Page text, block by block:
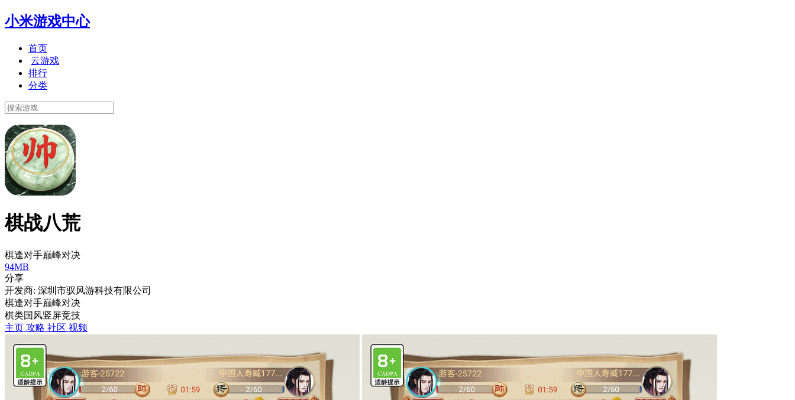
小米游戏中心
首页
云游戏
排行
分类
棋战八荒
棋逢对手巅峰对决
94MB
分享
开发商: 深圳市驭风游科技有限公司
棋逢对手巅峰对决
棋类国风竖屏竞技
主页 攻略 社区 视频